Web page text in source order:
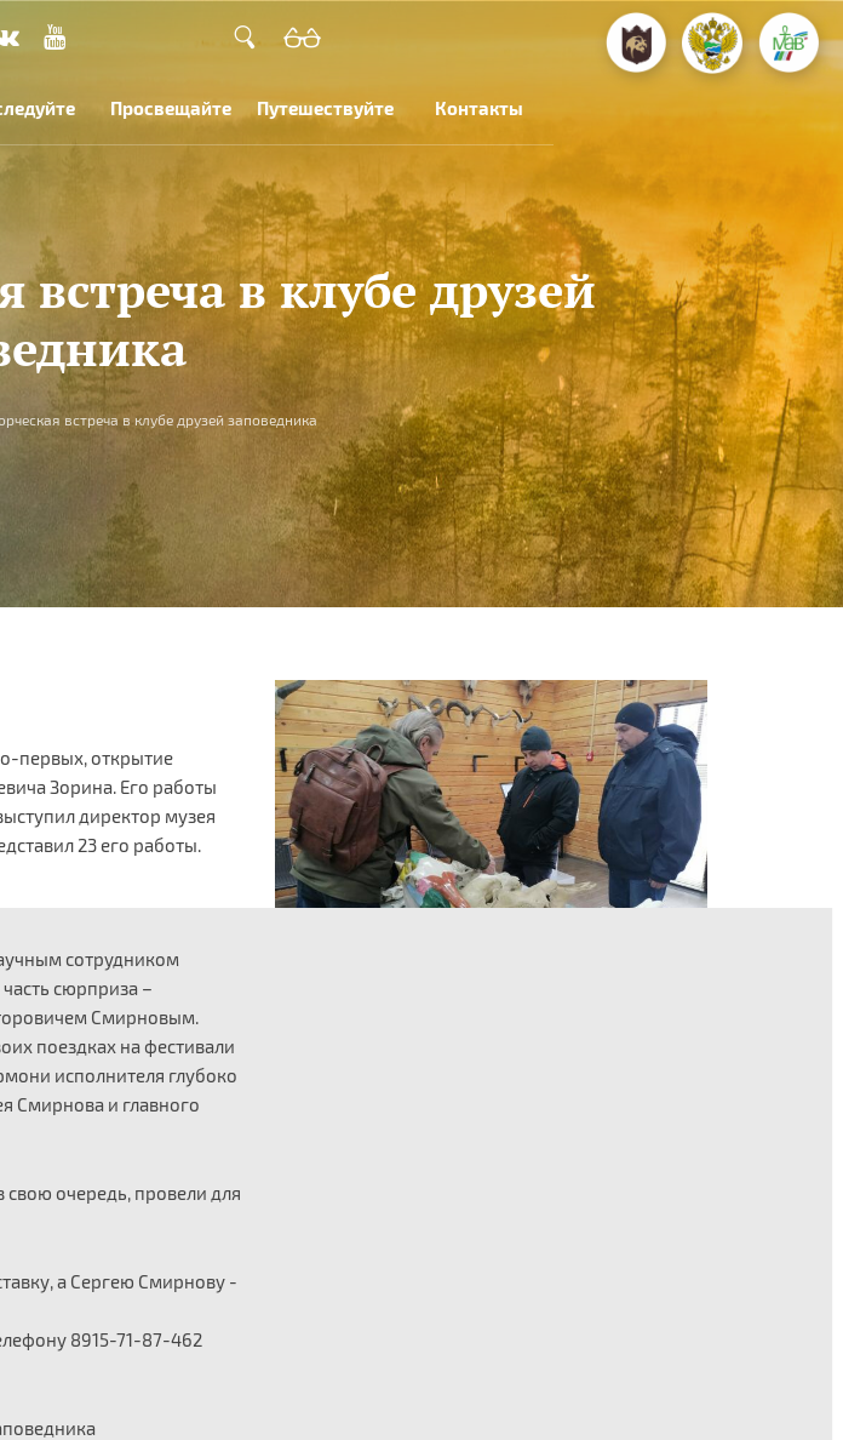
Просвещайте Путешествуйте Контакты
встреча в клубе друзей
встреча в клубе друзей заповедника
первых, открытие
Зорина. Его работы
директор музея
23 его работы.
сотрудником
сюрприза –
Смирновым.
поездках на фестивали
исполнителя глубоко
Смирнова и главного
очередь, провели для
а Сергею Смирнову -
8915-71-87-462